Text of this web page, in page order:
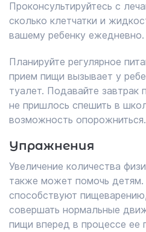
Проконсультируйтесь с
сколько клетчатки и
вашему ребенку ежедневно.
Планируйте регулярное
прием пищи вызывает у
туалет. Подавайте завтрак
не пришлось спешить в
возможность опорожниться.
Упражнения
Увеличение количества
также может помочь детям.
способствуют
совершать нормальные
пищи вперед в процессе ее